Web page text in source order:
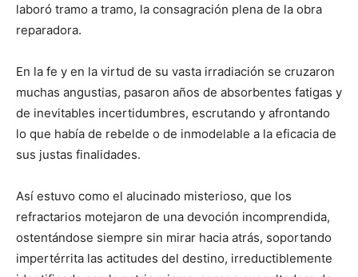
laboró tramo a tramo, la consagración plena de la obra
reparadora.
En la fe y en la virtud de su vasta irradiación se cruzaron
muchas angustias, pasaron años de absorbentes fatigas y
de inevitables incertidumbres, escrutando y afrontando
lo que había de rebelde o de inmodelable a la eficacia de
sus justas finalidades.
Así estuvo como el alucinado misterioso, que los
refractarios motejaron de una devoción incomprendida,
ostentándose siempre sin mirar hacia atrás, soportando
impertérrita las actitudes del destino, irreductiblemente